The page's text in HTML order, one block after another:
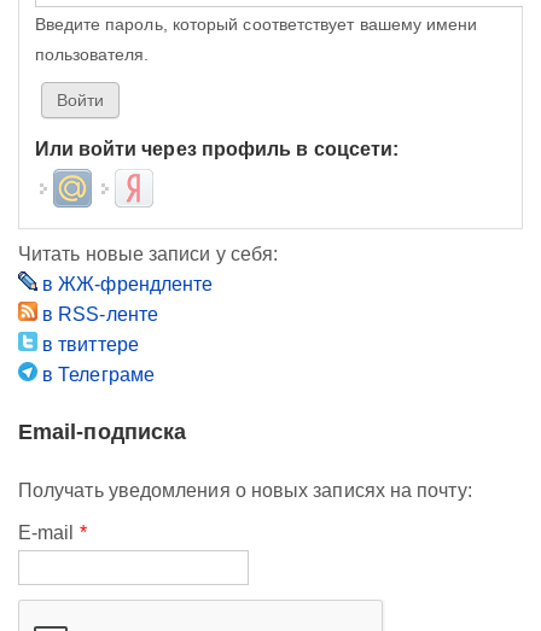
Введите пароль, который соответствует вашему имени
пользователя.
Или войти через профиль в соцсети:
Login with Mail.ruLogin with Яндекс
Читать новые записи у себя:
в ЖЖ-френдленте
в RSS-ленте
в твиттере
в Телеграме
Email-подписка
Получать уведомления о новых записях на почту:
E-mail *